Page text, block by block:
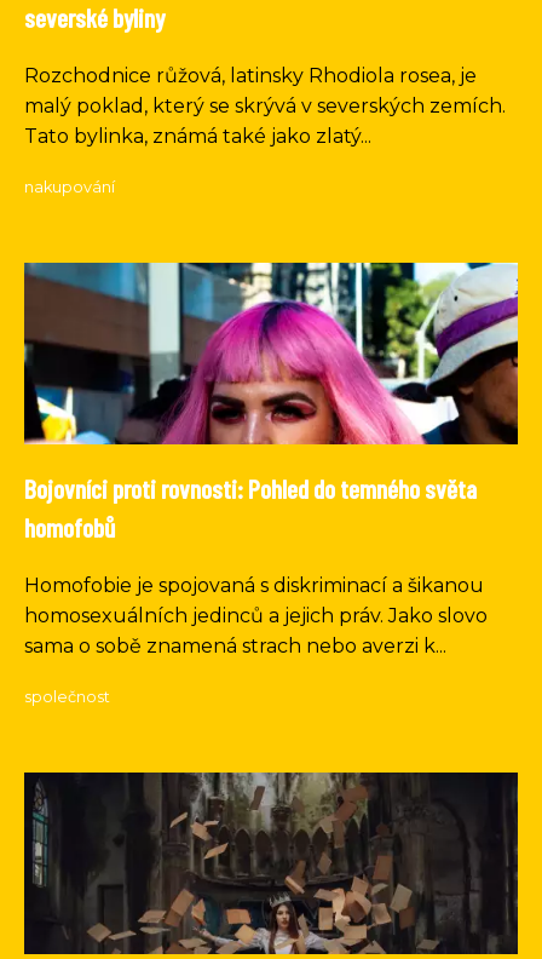
severské byliny
Rozchodnice růžová, latinsky Rhodiola rosea, je
malý poklad, který se skrývá v severských zemích.
Tato bylinka, známá také jako zlatý...
nakupování
Bojovníci proti rovnosti: Pohled do temného světa
homofobů
Homofobie je spojovaná s diskriminací a šikanou
homosexuálních jedinců a jejich práv. Jako slovo
sama o sobě znamená strach nebo averzi k...
společnost